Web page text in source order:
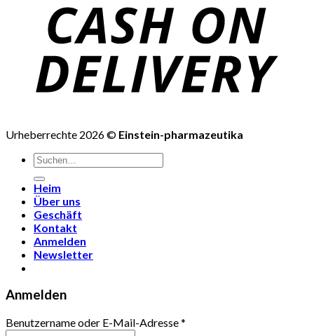
Urheberrechte 2026 © Einstein-pharmazeutika
Suchen
nach:
Heim
Über uns
Geschäft
Kontakt
Anmelden
Newsletter
Anmelden
Benutzername oder E-Mail-Adresse*